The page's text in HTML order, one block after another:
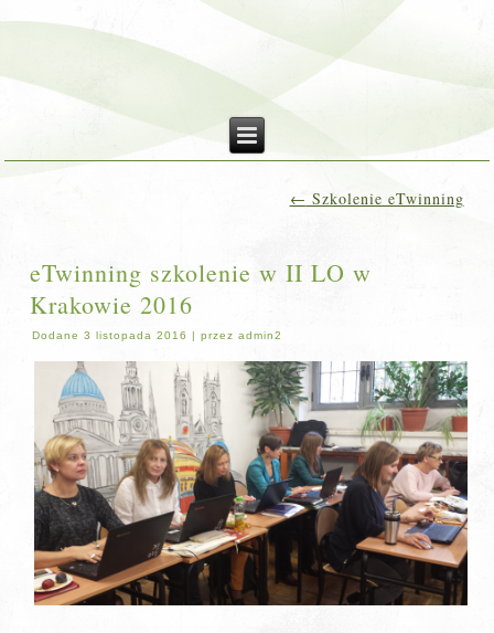
← Szkolenie eTwinning
eTwinning szkolenie w II LO w
Krakowie 2016
Dodane 3 listopada 2016 |przez admin2